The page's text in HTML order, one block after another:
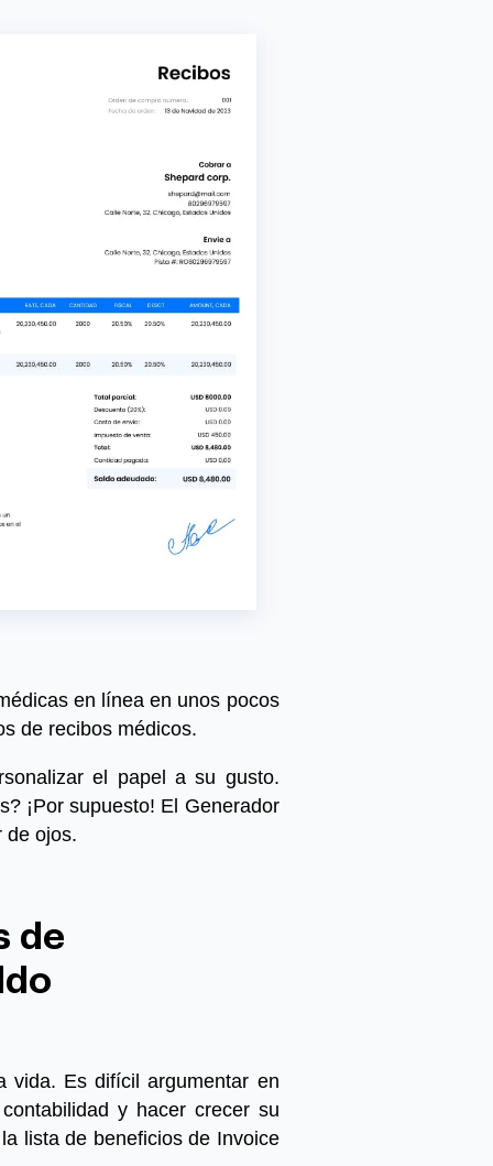
en línea en unos pocos
de recibos médicos.
el papel a su gusto.
¡Por supuesto! El Generador
de ojos.
de
vida. Es difícil argumentar en
y hacer crecer su
lista de beneficios de Invoice